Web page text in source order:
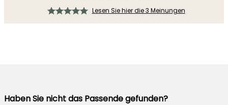
Lesen Sie hier die 3 Meinungen
Haben Sie nicht das Passende gefunden?